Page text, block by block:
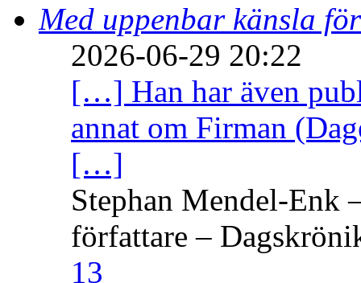
Med uppenbar känsla
2026-06-29 20:22
[…] Han har även
annat om Firman
[…]
Stephan Mendel-Enk
författare –
13